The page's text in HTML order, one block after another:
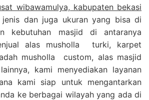
wibawamulya, kabupaten bekasi
jenis dan juga ukuran yang bisa di
kebutuhan masjid di antaranya
alas musholla turki, karpet
musholla custom, alas masjid
kami menyediakan layanan
kami siap untuk mengantarkan
ke berbagai wilayah yang ada di